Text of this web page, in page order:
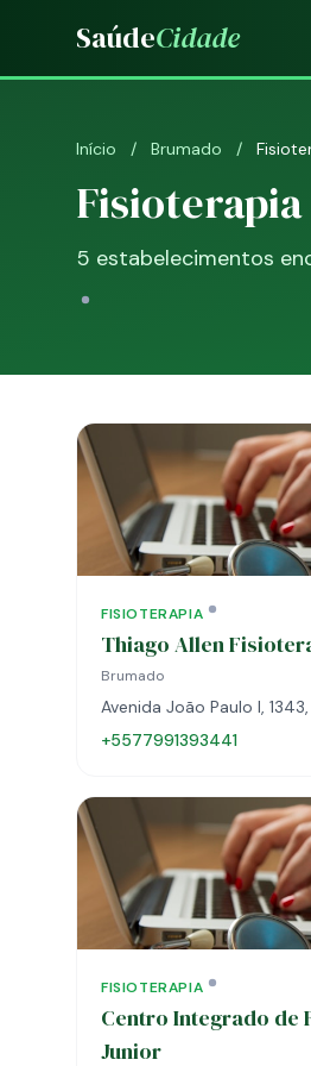
SaúdeCidade
Início / Brumado /
5 estabelecimentos
FISIOTERAPIA
Thiago Allen
Brumado
Avenida João Paulo I,
+5577991393441
FISIOTERAPIA
Centro Integrado de
Junior